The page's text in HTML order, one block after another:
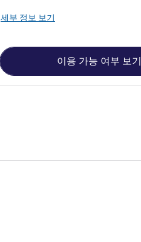
세부 정보 보기
이용 가능 여부 보기